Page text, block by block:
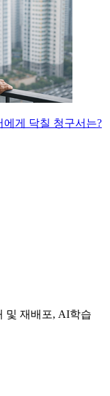
에게 닥칠 청구서는?
및 재배포, AI학습